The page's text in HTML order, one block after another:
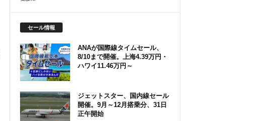
セール情報
ANAが国際線タイムセール、
8/10まで開催。上海4.39万円・
ハワイ11.46万円～
ジェットスター、国内線セール
開催。9月～12月搭乗分、31日
正午開始